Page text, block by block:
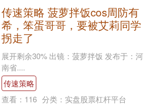
传速策略 菠萝拌饭cos周防有
希，笨蛋哥哥，要被艾莉同学
拐走了
展开剩余30% 出镜：菠萝拌饭 发布于：河
南省....
传速策略
查看： 116 分类： 实盘股票杠杆平台